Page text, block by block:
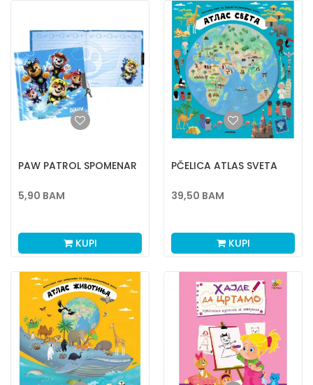
PAW PATROL SPOMENAR
5,90 BAM
KUPI
PČELICA ATLAS SVETA
39,50 BAM
KUPI